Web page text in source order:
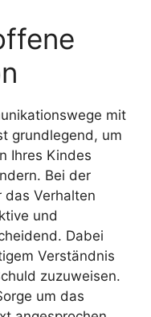
mit
grundlegend, um
Ihres Kindes
Bei der
das Verhalten
und
Dabei
Verständnis
zuzuweisen.
um das